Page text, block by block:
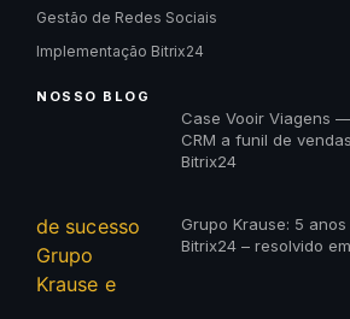
Gestão de Redes Sociais
Implementação Bitrix24
NOSSO BLOG
Case Vooir Viagens
CRM a funil de
Bitrix24
Grupo Krause: 5
Bitrix24 – resolvido